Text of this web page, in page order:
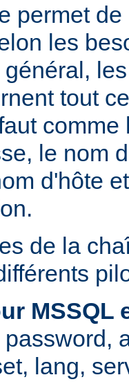
permet
les
tout
comme
le nom
d'hôte
de la
MSSQL
lang,